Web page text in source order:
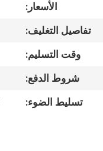
مراقبة
الجودة
اتصل
الأسعار:
تفاصيل التغليف:
وقت التسليم:
شروط الدفع:
تسليط الضوء: